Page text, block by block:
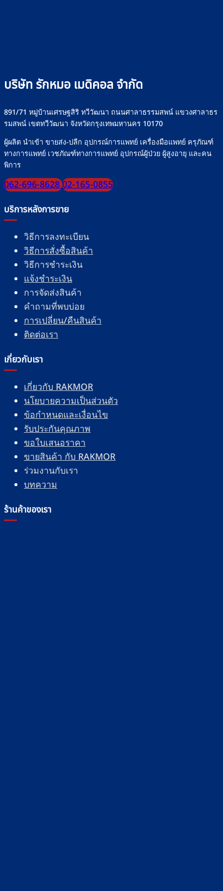
บริษัท รักหมอ เมดิคอล จำกัด
891/71 หมู่บ้านเศรษฐสิริ ทวีวัฒนา ถนนศาลาธรรมสพน์ แขวงศาลาธร
รมสพน์ เขตทวีวัฒนา จังหวัดกรุงเทพมหานคร 10170
ผู้ผลิต นำเข้า ขายส่ง-ปลีก อุปกรณ์การแพทย์ เครื่องมือแพทย์ ครุภัณฑ์
ทางการแพทย์ เวชภัณฑ์ทางการแพทย์ อุปกรณ์ผู้ป่วย ผู้สูงอายุ และคน
พิการ
062-696-862802-165-0855
บริการหลังการขาย
วิธีการลงทะเบียน
วิธีการสั่งซื้อสินค้า
วิธีการชำระเงิน
แจ้งชำระเงิน
การจัดส่งสินค้า
คำถามที่พบบ่อย
การเปลี่ยน/คืนสินค้า
ติดต่อเรา
เกี่ยวกับเรา
เกี่ยวกับ RAKMOR
นโยบายความเป็นส่วนตัว
ข้อกำหนดและเงื่อนไข
รับประกันคุณภาพ
ขอใบเสนอราคา
ขายสินค้า กับ RAKMOR
ร่วมงานกับเรา
บทความ
ร้านค้าของเรา